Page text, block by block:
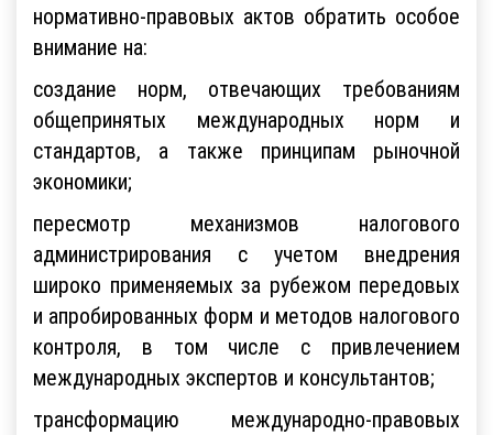
нормативно-правовых актов обратить особое
внимание на:
создание норм, отвечающих требованиям
общепринятых международных норм и
стандартов, а также принципам рыночной
экономики;
пересмотр механизмов налогового
администрирования с учетом внедрения
широко применяемых за рубежом передовых
и апробированных форм и методов налогового
контроля, в том числе с привлечением
международных экспертов и консультантов;
трансформацию международно-правовых